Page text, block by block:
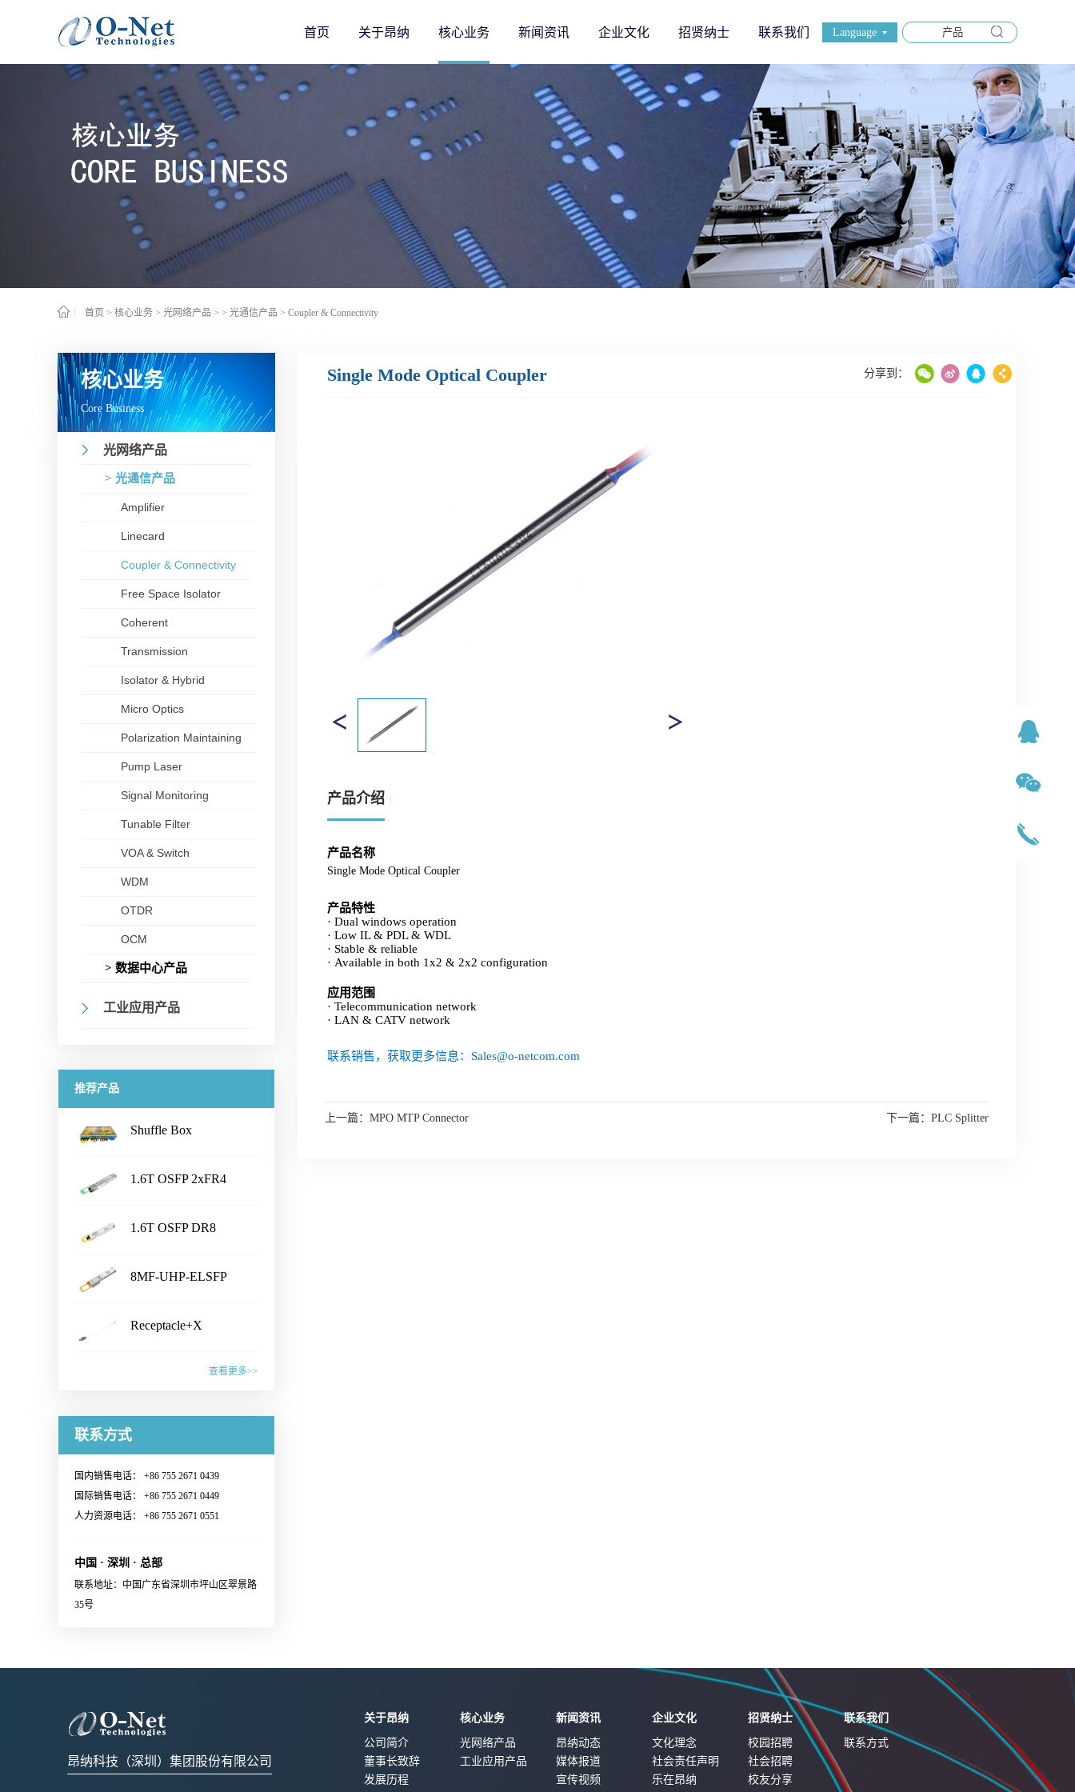
Language
首页 关于昂纳 核心业务 新闻资讯 企业文化 招贤纳士 联系我们
首页 > 核心业务 > 光网络产品 > > 光通信产品 > Coupler & Connectivity
核心业务
Core Business
光网络产品
> 光通信产品
Amplifier
Linecard
Coupler & Connectivity
Free Space Isolator
Coherent
Transmission
Isolator & Hybrid
Micro Optics
Polarization Maintaining
Pump Laser
Signal Monitoring
Tunable Filter
VOA & Switch
WDM
OTDR
OCM
> 数据中心产品
工业应用产品
推荐产品
Shuffle Box
Chassis Size：1U/2U/3U/4U/
LC /CS /SN /MPO /MMC /SN-
with smaller wiring space· Fiber
Aluminum alloy/ Zn-plate/
围· Datacenter· CPO Integrated
Switching System· Ultra-large-
scale AI GPU computing cluster·
High-performance Computing
(HPC) Supercomputing Center联
系销售，获取更多信息：
1.6T OSFP 2xFR4
Transceiver产品特性·
MSA compliant· CMIS5.2
多信息：Sales@o-netcom.com
1.6T OSFP DR8
Transceiver产品特性·
MSA compliant· CMIS 5.2
Dual MPO-12 or MPO-16应用
售，获取更多信息：Sales@o-
netcom.com
8MF-UHP-ELSFP
Continuous Wave (CW) lasers·
channel· Low power
consumption· Build in blind mate
optical and electrical connectors·
connector· System and eye safety
support· Single 3.3V power
Receptacle+X
性· Pull force 1-3N or
customer · Wiggle test comply
with IEC and Cisco
standard· Various types of
· Datacenter · EDFA· Coherent
communication module 联系销
查看更多>>
联系方式
国内销售电话： +86 755 2671 0439
国际销售电话： +86 755 2671 0449
人力资源电话： +86 755 2671 0551
中国 · 深圳 · 总部
联系地址：中国广东省深圳市坪山区翠景路
35号
Single Mode Optical Coupler
产品介绍
产品名称
Single Mode Optical Coupler
产品特性
· Dual windows operation
· Low IL & PDL & WDL
· Stable & reliable
· Available in both 1x2 & 2x2 configuration
应用范围
· Telecommunication network
· LAN & CATV network
联系销售，获取更多信息：Sales@o-netcom.com
上一篇： MPO MTP Connector 下一篇： PLC Splitter
昂纳科技（深圳）集团股份有限公司
关于昂纳
公司简介
董事长致辞
发展历程
核心业务
光网络产品
工业应用产品
新闻资讯
昂纳动态
媒体报道
宣传视频
企业文化
文化理念
社会责任声明
乐在昂纳
招贤纳士
校园招聘
社会招聘
校友分享
联系我们
联系方式